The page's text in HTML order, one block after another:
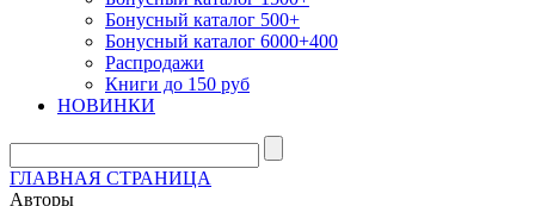
Бонусный каталог 500+
Бонусный каталог 6000+400
Распродажи
Книги до 150 руб
НОВИНКИ
ГЛАВНАЯ СТРАНИЦА
Авторы